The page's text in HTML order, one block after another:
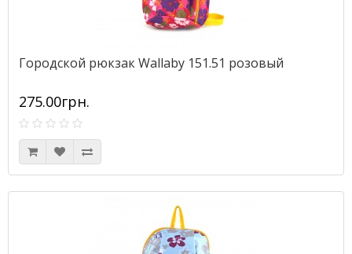
Городской рюкзак Wallaby 151.51 розовый
275.00грн.